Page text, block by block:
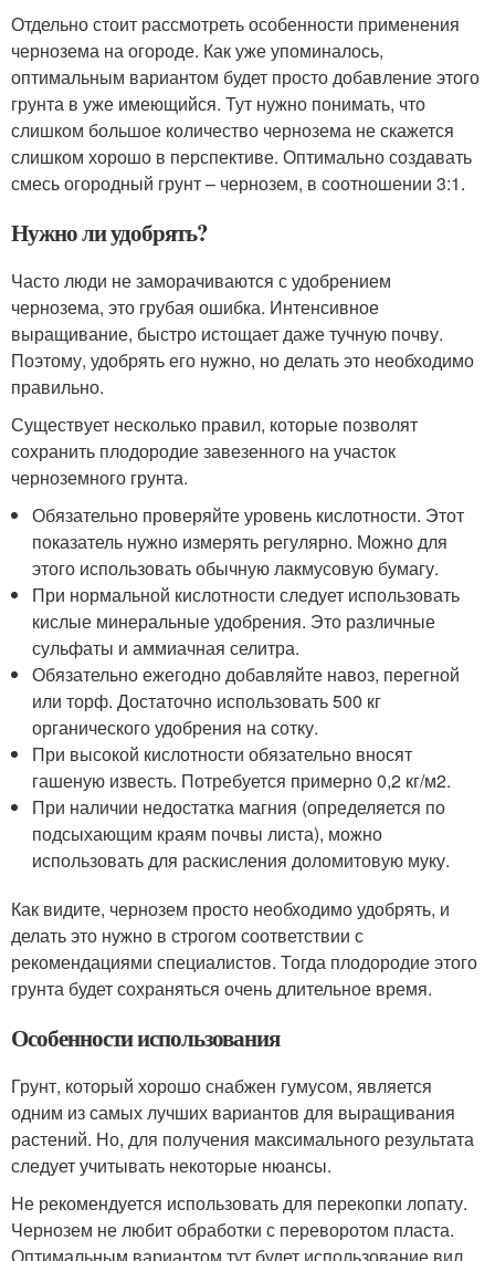
Отдельно стоит рассмотреть особенности применения
чернозема на огороде. Как уже упоминалось,
оптимальным вариантом будет просто добавление этого
грунта в уже имеющийся. Тут нужно понимать, что
слишком большое количество чернозема не скажется
слишком хорошо в перспективе. Оптимально создавать
смесь огородный грунт – чернозем, в соотношении 3:1.
Нужно ли удобрять?
Часто люди не заморачиваются с удобрением
чернозема, это грубая ошибка. Интенсивное
выращивание, быстро истощает даже тучную почву.
Поэтому, удобрять его нужно, но делать это необходимо
правильно.
Существует несколько правил, которые позволят
сохранить плодородие завезенного на участок
черноземного грунта.
Обязательно проверяйте уровень кислотности. Этот
показатель нужно измерять регулярно. Можно для
этого использовать обычную лакмусовую бумагу.
При нормальной кислотности следует использовать
кислые минеральные удобрения. Это различные
сульфаты и аммиачная селитра.
Обязательно ежегодно добавляйте навоз, перегной
или торф. Достаточно использовать 500 кг
органического удобрения на сотку.
При высокой кислотности обязательно вносят
гашеную известь. Потребуется примерно 0,2 кг/м2.
При наличии недостатка магния (определяется по
подсыхающим краям почвы листа), можно
использовать для раскисления доломитовую муку.
Как видите, чернозем просто необходимо удобрять, и
делать это нужно в строгом соответствии с
рекомендациями специалистов. Тогда плодородие этого
грунта будет сохраняться очень длительное время.
Особенности использования
Грунт, который хорошо снабжен гумусом, является
одним из самых лучших вариантов для выращивания
растений. Но, для получения максимального результата
следует учитывать некоторые нюансы.
Не рекомендуется использовать для перекопки лопату.
Чернозем не любит обработки с переворотом пласта.